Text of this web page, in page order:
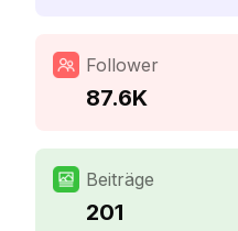
Follower
87.6K
Beiträge
201